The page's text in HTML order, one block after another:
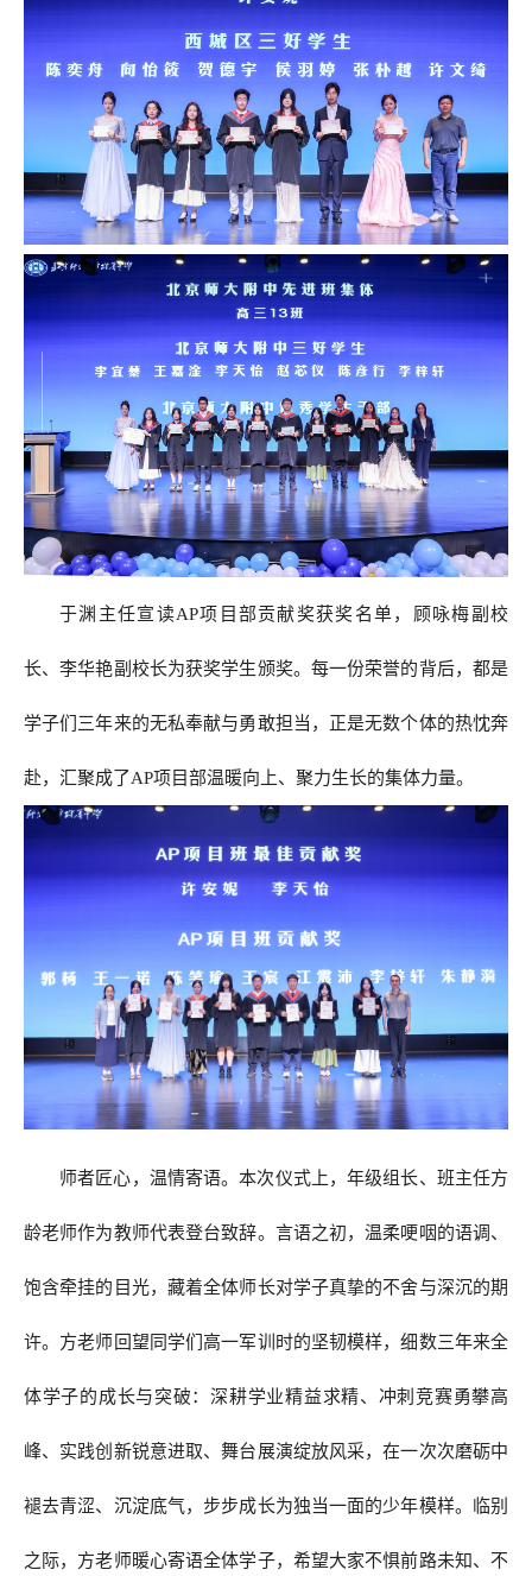
于渊主任宣读AP项目部贡献奖获奖名单，顾咏梅副校
长、李华艳副校长为获奖学生颁奖。每一份荣誉的背后，都是
学子们三年来的无私奉献与勇敢担当，正是无数个体的热忱奔
赴，汇聚成了AP项目部温暖向上、聚力生长的集体力量。
师者匠心，温情寄语。本次仪式上，年级组长、班主任方
龄老师作为教师代表登台致辞。言语之初，温柔哽咽的语调、
饱含牵挂的目光，藏着全体师长对学子真挚的不舍与深沉的期
许。方老师回望同学们高一军训时的坚韧模样，细数三年来全
体学子的成长与突破：深耕学业精益求精、冲刺竞赛勇攀高
峰、实践创新锐意进取、舞台展演绽放风采，在一次次磨砺中
褪去青涩、沉淀底气，步步成长为独当一面的少年模样。临别
之际，方老师暖心寄语全体学子，希望大家不惧前路未知、不